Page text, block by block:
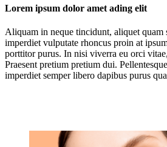
Lorem ipsum dolor amet ading elit
Aliquam in neque tincidunt, aliquet quam
imperdiet vulputate rhoncus proin at
porttitor purus. In nisi viverra eu orci
Praesent pretium pretium dui.
imperdiet semper libero dapibus purus